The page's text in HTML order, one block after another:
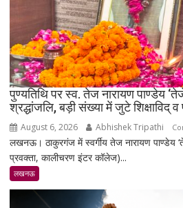
पुण्यतिथि पर स्व. तेज नारायण पाण्डेय
श्रद्धांजलि, बड़ी संख्या में जुटे शिक्षाविद्
August 6, 2026 Abhishek Tripathi
लखनऊ। ठाकुरगंज में स्वर्गीय तेज नारायण पाण्डेय
प्रवक्ता, कालीचरण इंटर कॉलेज)...
लखनऊ